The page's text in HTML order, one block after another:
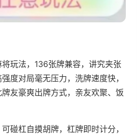
玩法，136张牌兼容，讲究夹张
度对局毫无压力，洗牌速度快，
友豪爽出牌方式，亲友欢聚、饭
碰杠自摸胡牌，杠牌即时计分，